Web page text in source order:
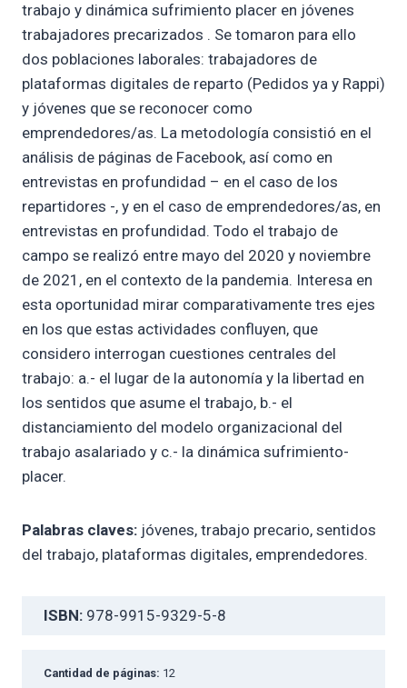
trabajo y dinámica sufrimiento placer en jóvenes
trabajadores precarizados . Se tomaron para ello
dos poblaciones laborales: trabajadores de
plataformas digitales de reparto (Pedidos ya y Rappi)
y jóvenes que se reconocer como
emprendedores/as. La metodología consistió en el
análisis de páginas de Facebook, así como en
entrevistas en profundidad – en el caso de los
repartidores -, y en el caso de emprendedores/as, en
entrevistas en profundidad. Todo el trabajo de
campo se realizó entre mayo del 2020 y noviembre
de 2021, en el contexto de la pandemia. Interesa en
esta oportunidad mirar comparativamente tres ejes
en los que estas actividades confluyen, que
considero interrogan cuestiones centrales del
trabajo: a.- el lugar de la autonomía y la libertad en
los sentidos que asume el trabajo, b.- el
distanciamiento del modelo organizacional del
trabajo asalariado y c.- la dinámica sufrimiento-
placer.
Palabras claves: jóvenes, trabajo precario, sentidos
del trabajo, plataformas digitales, emprendedores.
ISBN: 978-9915-9329-5-8
Cantidad de páginas: 12